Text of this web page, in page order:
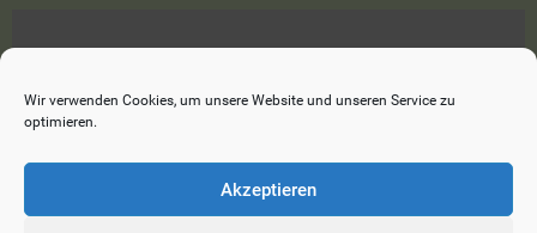
Wir verwenden Cookies, um unsere Website und unseren Service zu
optimieren.
Akzeptieren